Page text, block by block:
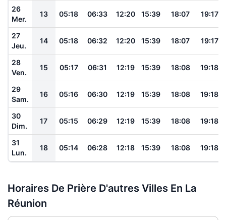
26
Mer.
13 05:18 06:33 12:20 15:39 18:07 19:17
27
Jeu.
14 05:18 06:32 12:20 15:39 18:07 19:17
28
Ven.
15 05:17 06:31 12:19 15:39 18:08 19:18
29
Sam.
16 05:16 06:30 12:19 15:39 18:08 19:18
30
Dim.
17 05:15 06:29 12:19 15:39 18:08 19:18
31
Lun.
18 05:14 06:28 12:18 15:39 18:08 19:18
Horaires De Prière D'autres Villes En La
Réunion